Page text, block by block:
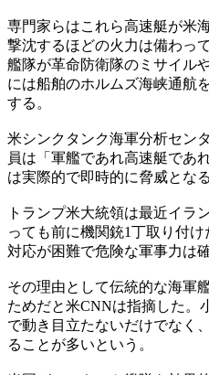
専門家らはこれら高速艇が米
撃沈するほどの火力は備わっ
艦隊が革命防衛隊のミサイル
には船舶のホルムズ海峡通航
する。
米シンクタンク海軍分析セン
員は「軍艦であれ高速艇であ
は実際的で即時的に脅威とな
トランプ米大統領は最近イラ
っても前に機関銃1丁取り付け
対応が困難で危険な軍事力は
その理由として伝統的な海軍
ためだと米CNNは指摘した。
で動き目立たないだけでなく
ることが多いという。